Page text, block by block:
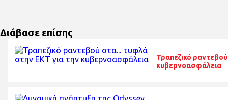
Διάβασε επίσης
Τραπεζικό
κυβερνοασφάλεια